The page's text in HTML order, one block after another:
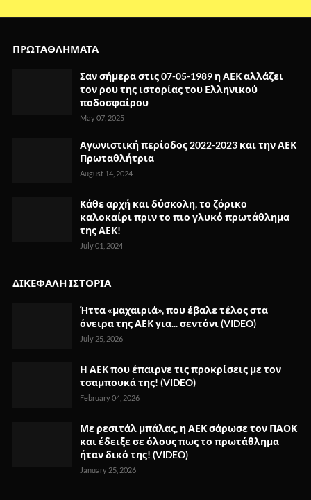
ΠΡΩΤΑΘΛΗΜΑΤΑ
Σαν σήμερα στις 07-05-1989 η ΑΕΚ αλλάζει
τον ρου της ιστορίας του Ελληνικού
ποδοσφαίρου
May 07, 2025
Αγωνιστική περίοδος 2022-2023 και την ΑΕΚ
Πρωταθλήτρια
August 14, 2024
Κάθε αρχή και δύσκολη, το ζόρικο
καλοκαίρι πριν το πιο γλυκό πρωτάθλημα
της ΑΕΚ!
July 01, 2024
ΔΙΚΕΦΑΛΗ ΙΣΤΟΡΙΑ
Ήττα «μαχαιριά», που έβαλε τέλος στα
όνειρα της ΑΕΚ για... σεντόνι (VIDEO)
July 25, 2026
Η ΑΕΚ που έπαιρνε τις προκρίσεις με τον
τσαμπουκά της! (VIDEO)
February 04, 2026
Με ρεσιτάλ μπάλας, η ΑΕΚ σάρωσε τον ΠΑΟΚ
και έδειξε σε όλους πως το πρωτάθλημα
ήταν δικό της! (VIDEO)
January 25, 2026